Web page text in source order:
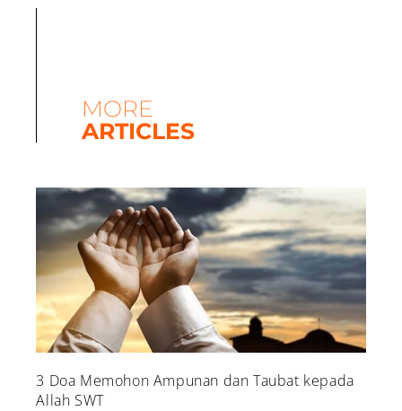
MORE
ARTICLES
3 Doa Memohon Ampunan dan Taubat kepada
Allah SWT